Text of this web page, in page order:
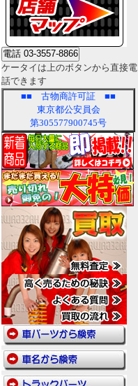
ケータイは上のボタンから直接電
話できます
■■ 古物商許可証 ■■
東京都公安員会
第305577900745号